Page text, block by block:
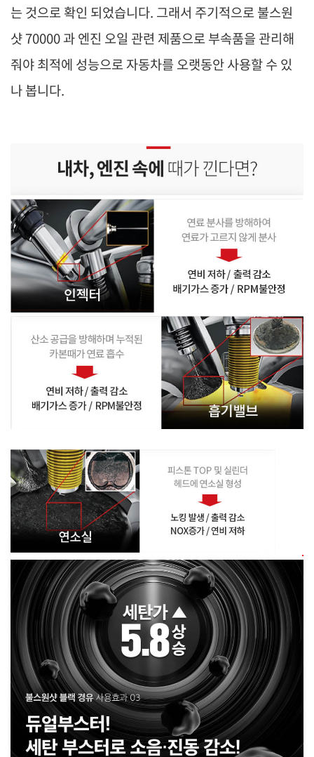
는 것으로 확인 되었습니다. 그래서 주기적으로불스원
샷 70000과 엔진 오일 관련 제품으로 부속품을 관리해
줘야 최적에 성능으로 자동차를 오랫동안 사용할 수 있
나 봅니다.